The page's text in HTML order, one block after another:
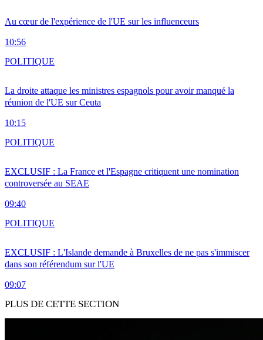
Au cœur de l'expérience de l'UE sur les influenceurs
10:56
La droite attaque les ministres espagnols pour avoir manqué la
réunion de l'UE sur Ceuta
10:15
POLITIQUE
EXCLUSIF : La France et l'Espagne critiquent une nomination
controversée au SEAE
09:40
POLITIQUE
EXCLUSIF : L'Islande demande à Bruxelles de ne pas s'immiscer
dans son référendum sur l'UE
09:07
POLITIQUE
PLUS DE CETTE SECTION